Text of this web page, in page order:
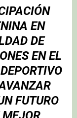
EN
DE
EN EL
FUTURO